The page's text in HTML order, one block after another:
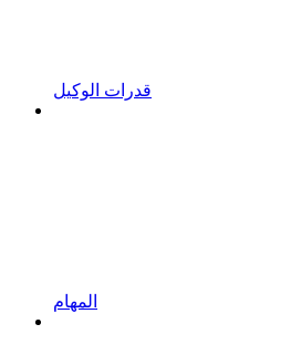
قدرات الوكيل
المهام